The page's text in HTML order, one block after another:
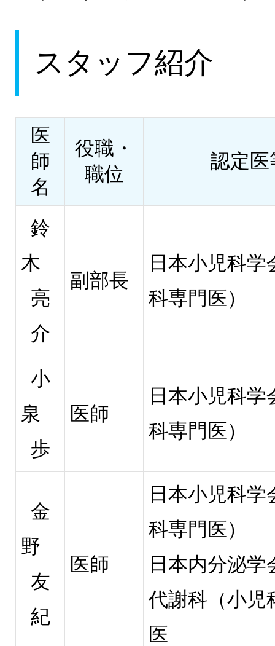
スタッフ紹介
医
師
名
役職・
職位
認定医
鈴
木
亮
介
副部長
日本小児科学
科専門医）
小
泉
歩
医師
日本小児科学
科専門医）
金
野
友
紀
医師
日本小児科学
科専門医）
日本内分泌学
代謝科（小児
医